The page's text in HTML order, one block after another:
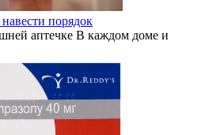
порядок
аптечке В каждом доме и